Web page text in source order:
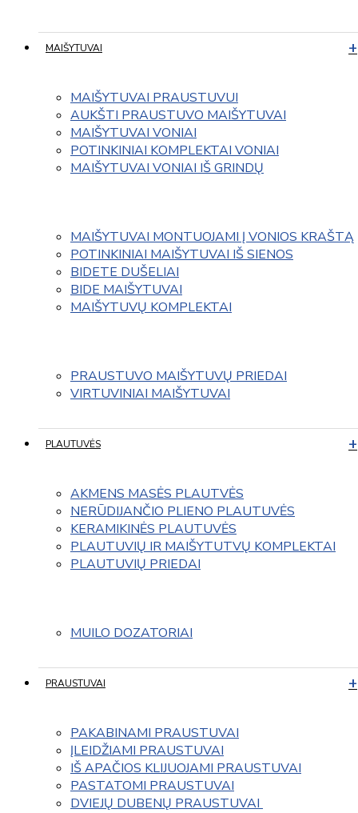
MAIŠYTUVAI
MAIŠYTUVAI PRAUSTUVUI
AUKŠTI PRAUSTUVO MAIŠYTUVAI
MAIŠYTUVAI VONIAI
POTINKINIAI KOMPLEKTAI VONIAI
MAIŠYTUVAI VONIAI IŠ GRINDŲ
MAIŠYTUVAI MONTUOJAMI Į VONIOS KRAŠTĄ
POTINKINIAI MAIŠYTUVAI IŠ SIENOS
BIDETE DUŠELIAI
BIDE MAIŠYTUVAI
MAIŠYTUVŲ KOMPLEKTAI
PRAUSTUVO MAIŠYTUVŲ PRIEDAI
VIRTUVINIAI MAIŠYTUVAI
PLAUTUVĖS
AKMENS MASĖS PLAUTVĖS
NERŪDIJANČIO PLIENO PLAUTUVĖS
KERAMIKINĖS PLAUTUVĖS
PLAUTUVIŲ IR MAIŠYTUTVŲ KOMPLEKTAI
PLAUTUVIŲ PRIEDAI
MUILO DOZATORIAI
PRAUSTUVAI
PAKABINAMI PRAUSTUVAI
ĮLEIDŽIAMI PRAUSTUVAI
IŠ APAČIOS KLIJUOJAMI PRAUSTUVAI
PASTATOMI PRAUSTUVAI
DVIEJŲ DUBENŲ PRAUSTUVAI